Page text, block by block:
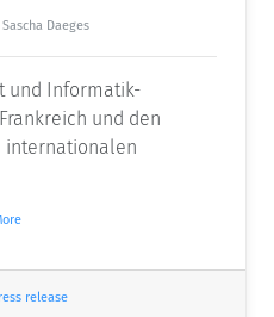
Sascha Daeges
und Informatik-
und den
internationalen
release